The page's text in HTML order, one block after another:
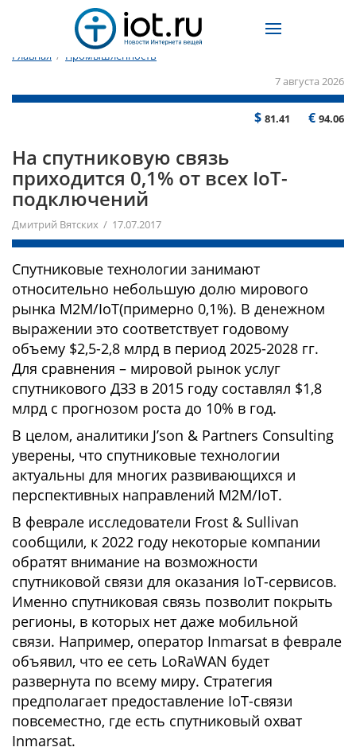
Главная / Промышленность
7 августа 2026
$ 81.41 € 94.06
На спутниковую связь
приходится 0,1% от всех IoT-
подключений
Дмитрий Вятских / 17.07.2017
Спутниковые технологии занимают
относительно небольшую долю мирового
рынка M2M/IoT(примерно 0,1%). В денежном
выражении это соответствует годовому
объему $2,5-2,8 млрд в период 2025-2028 гг.
Для сравнения – мировой рынок услуг
спутникового ДЗЗ в 2015 году составлял $1,8
млрд с прогнозом роста до 10% в год.
В целом, аналитики J’son & Partners Consulting
уверены, что спутниковые технологии
актуальны для многих развивающихся и
перспективных направлений M2M/IoT.
В феврале исследователи Frost & Sullivan
сообщили, к 2022 году некоторые компании
обратят внимание на возможности
спутниковой связи для оказания IoT-сервисов.
Именно спутниковая связь позволит покрыть
регионы, в которых нет даже мобильной
связи. Например, оператор Inmarsat в феврале
объявил, что ее сеть LoRaWAN будет
развернута по всему миру. Стратегия
предполагает предоставление IoT-связи
повсеместно, где есть спутниковый охват
Inmarsat.